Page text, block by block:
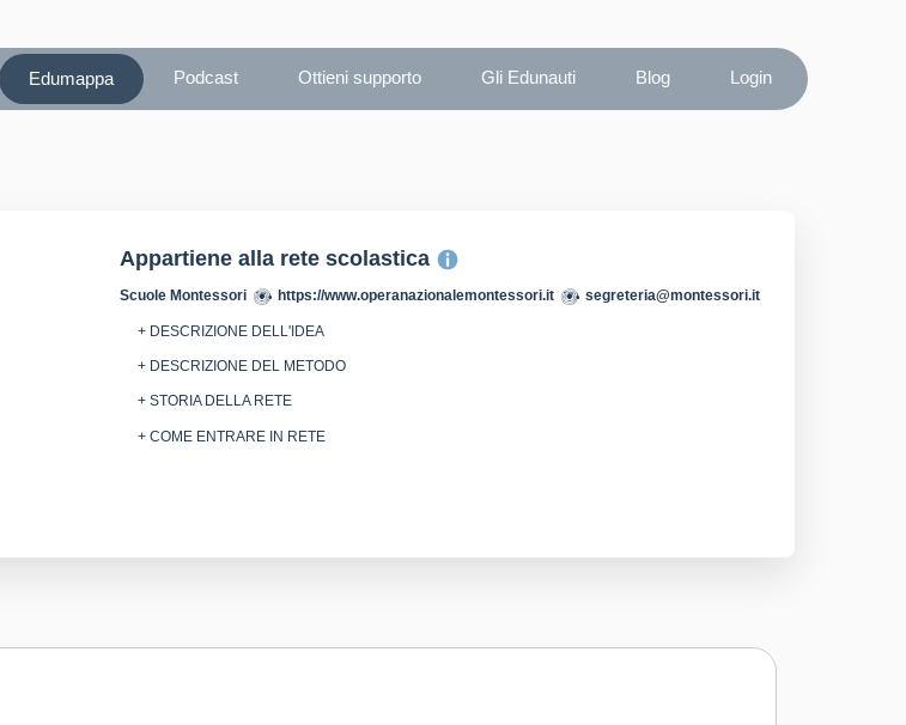
Edumappa Podcast Ottieni supporto Gli Edunauti Blog Login
Appartiene alla rete scolastica
Scuole Montessori https://www.operanazionalemontessori.it segreteria@montessori.it
+ DESCRIZIONE DELL'IDEA
+ DESCRIZIONE DEL METODO
+ STORIA DELLA RETE
+ COME ENTRARE IN RETE